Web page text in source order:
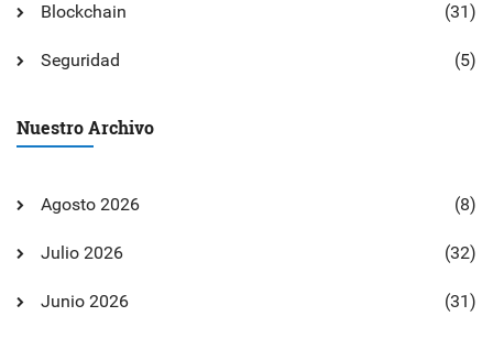
Blockchain (31)
Seguridad (5)
Nuestro Archivo
Agosto 2026 (8)
Julio 2026 (32)
Junio 2026 (31)